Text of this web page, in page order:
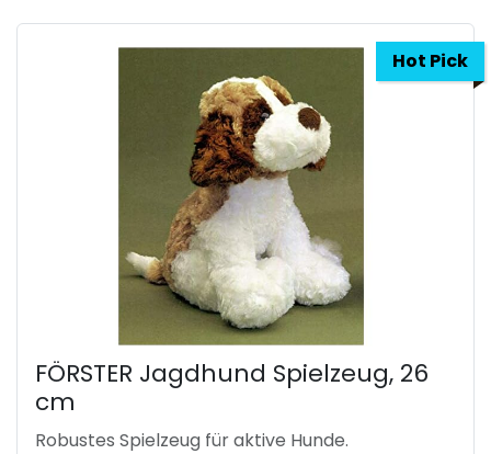
Hot Pick
FÖRSTER Jagdhund Spielzeug, 26
cm
Robustes Spielzeug für aktive Hunde.